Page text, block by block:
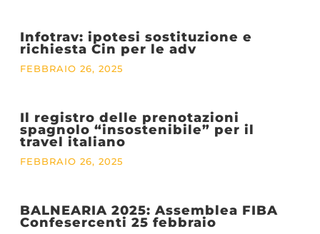
Infotrav: ipotesi sostituzione e
richiesta Cin per le adv
FEBBRAIO 26, 2025
Il registro delle prenotazioni
spagnolo “insostenibile” per il
travel italiano
FEBBRAIO 26, 2025
BALNEARIA 2025: Assemblea FIBA
Confesercenti 25 febbraio